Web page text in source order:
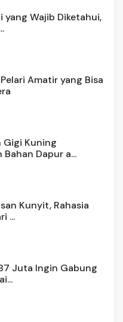
yang Wajib Diketahui,
Amatir yang Bisa
Gigi Kuning
Dapur a...
Kunyit, Rahasia
...
Juta Ingin Gabung